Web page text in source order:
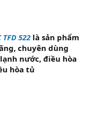
522 là sản phẩm
chuyên dùng
nước, điều hòa
hòa tủ